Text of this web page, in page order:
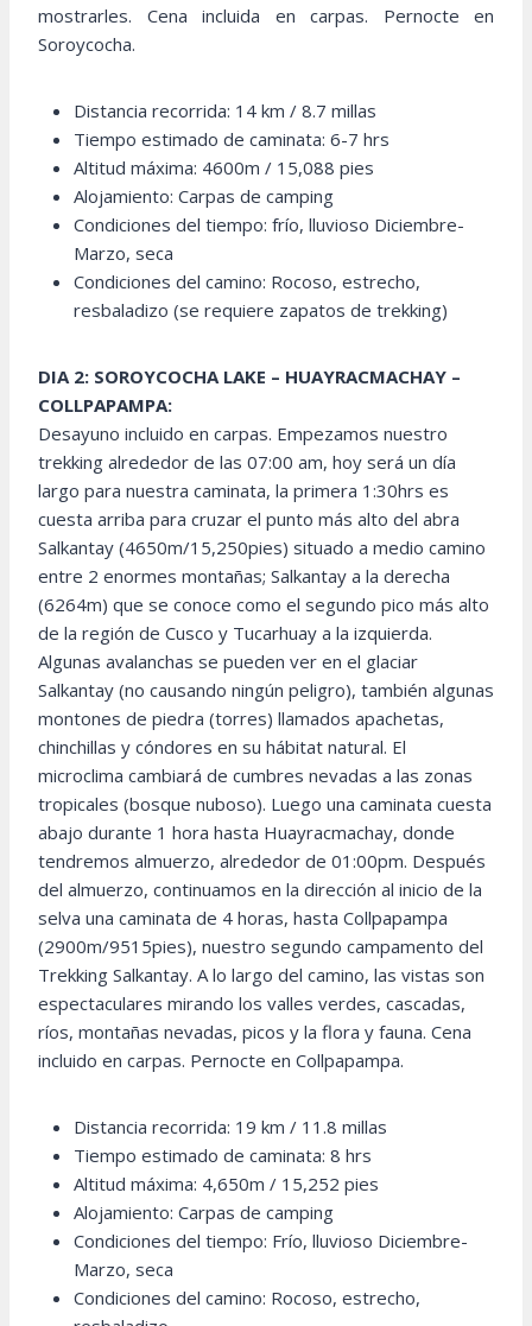
mostrarles. Cena incluida en carpas. Pernocte en
Soroycocha.
Distancia recorrida: 14 km / 8.7 millas
Tiempo estimado de caminata: 6-7 hrs
Altitud máxima: 4600m / 15,088 pies
Alojamiento: Carpas de camping
Condiciones del tiempo: frío, lluvioso Diciembre-
Marzo, seca
Condiciones del camino: Rocoso, estrecho,
resbaladizo (se requiere zapatos de trekking)
DIA 2: SOROYCOCHA LAKE – HUAYRACMACHAY –
COLLPAPAMPA:
Desayuno incluido en carpas. Empezamos nuestro
trekking alrededor de las 07:00 am, hoy será un día
largo para nuestra caminata, la primera 1:30hrs es
cuesta arriba para cruzar el punto más alto del abra
Salkantay (4650m/15,250pies) situado a medio camino
entre 2 enormes montañas; Salkantay a la derecha
(6264m) que se conoce como el segundo pico más alto
de la región de Cusco y Tucarhuay a la izquierda.
Algunas avalanchas se pueden ver en el glaciar
Salkantay (no causando ningún peligro), también algunas
montones de piedra (torres) llamados apachetas,
chinchillas y cóndores en su hábitat natural. El
microclima cambiará de cumbres nevadas a las zonas
tropicales (bosque nuboso). Luego una caminata cuesta
abajo durante 1 hora hasta Huayracmachay, donde
tendremos almuerzo, alrededor de 01:00pm. Después
del almuerzo, continuamos en la dirección al inicio de la
selva una caminata de 4 horas, hasta Collpapampa
(2900m/9515pies), nuestro segundo campamento del
Trekking Salkantay. A lo largo del camino, las vistas son
espectaculares mirando los valles verdes, cascadas,
ríos, montañas nevadas, picos y la flora y fauna. Cena
incluido en carpas. Pernocte en Collpapampa.
Distancia recorrida: 19 km / 11.8 millas
Tiempo estimado de caminata: 8 hrs
Altitud máxima: 4,650m / 15,252 pies
Alojamiento: Carpas de camping
Condiciones del tiempo: Frío, lluvioso Diciembre-
Marzo, seca
Condiciones del camino: Rocoso, estrecho,